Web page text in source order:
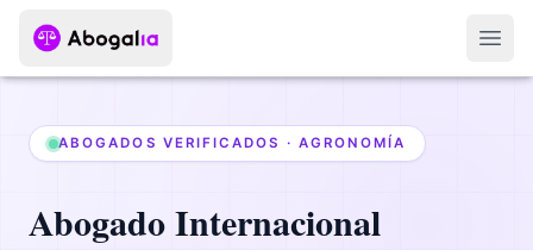
ABOGADOS VERIFICADOS · AGRONOMÍA
AbogadoInternacional